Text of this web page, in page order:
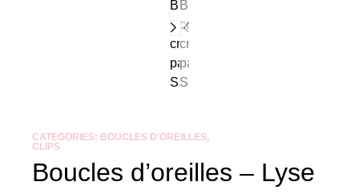
CATEGORIES: BOUCLES D'OREILLES,
CLIPS
Boucles d’oreilles – Lyse